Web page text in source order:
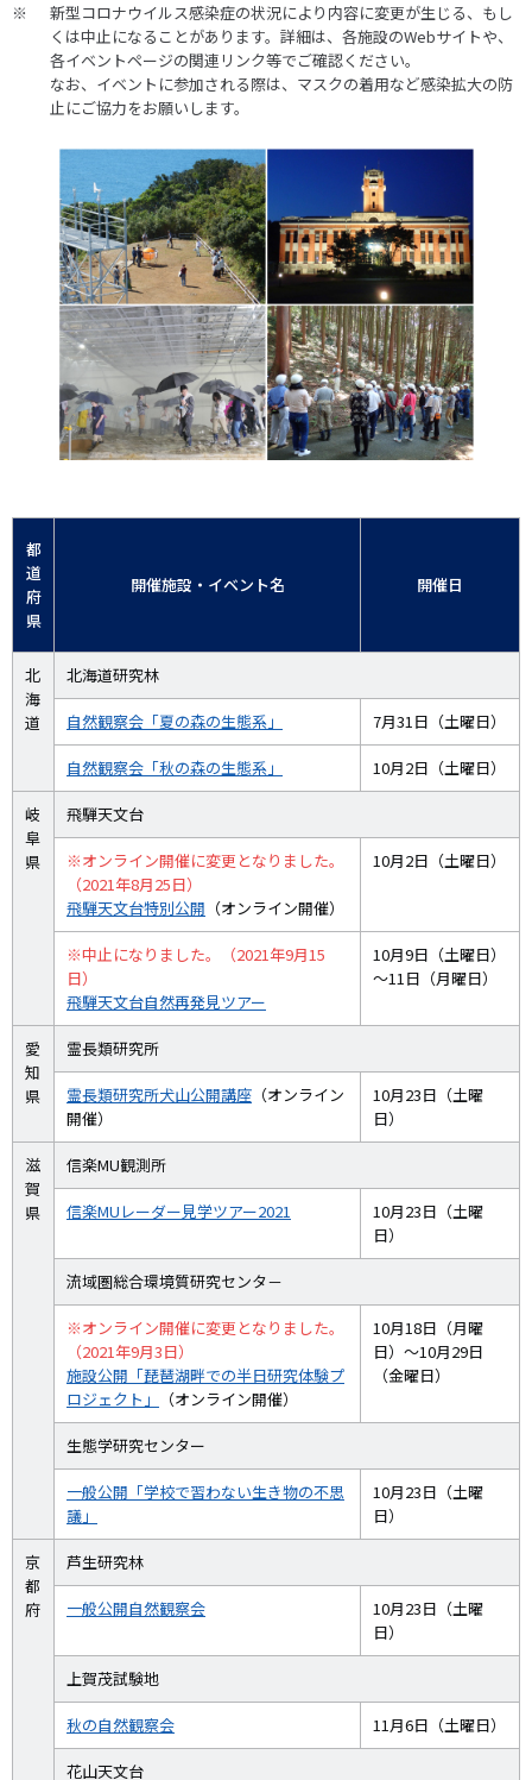
新型コロナウイルス感染症の状況により内容に変更が生じる、もし
くは中止になることがあります。詳細は、各施設のWebサイトや、
各イベントページの関連リンク等でご確認ください。
なお、イベントに参加される際は、マスクの着用など感染拡大の防
止にご協力をお願いします。
都
道
府
県
開催施設・イベント名 開催日
北
海
道
北海道研究林
自然観察会「夏の森の生態系」 7月31日（土曜日）
自然観察会「秋の森の生態系」 10月2日（土曜日）
岐
阜
県
飛騨天文台
※オンライン開催に変更となりました。
（2021年8月25日）
飛騨天文台特別公開 （オンライン開催）
10月2日（土曜日）
※中止になりました。（2021年9月15
日）
飛騨天文台自然再発見ツアー
10月9日（土曜日）
～11日（月曜日）
愛
知
県
霊長類研究所
霊長類研究所犬山公開講座 （オンライン
開催）
10月23日（土曜
日）
滋
賀
県
信楽MU観測所
信楽MUレーダー見学ツアー2021
10月23日（土曜
日）
流域圏総合環境質研究センタ－
※オンライン開催に変更となりました。
（2021年9月3日）
施設公開「琵琶湖畔での半日研究体験プ
ロジェクト」
（オンライン開催）
10月18日（月曜
日）～10月29日
（金曜日）
生態学研究センター
一般公開「学校で習わない生き物の不思
議」
10月23日（土曜
日）
京
都
府
芦生研究林
一般公開自然観察会
10月23日（土曜
日）
上賀茂試験地
秋の自然観察会 11月6日（土曜日）
花山天文台